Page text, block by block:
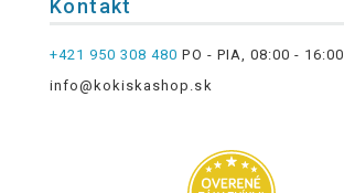
Kontakt
+421 950 308 480 PO - PIA, 08:00 - 16:00
info@kokiskashop.sk